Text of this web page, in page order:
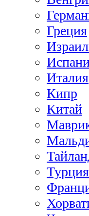
Греция
Италия
Кипр
Китай
Турция